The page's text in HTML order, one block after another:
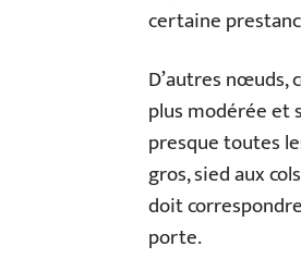
certaine
D’autres nœuds,
plus modérée et
presque toutes
gros, sied aux
doit
porte.